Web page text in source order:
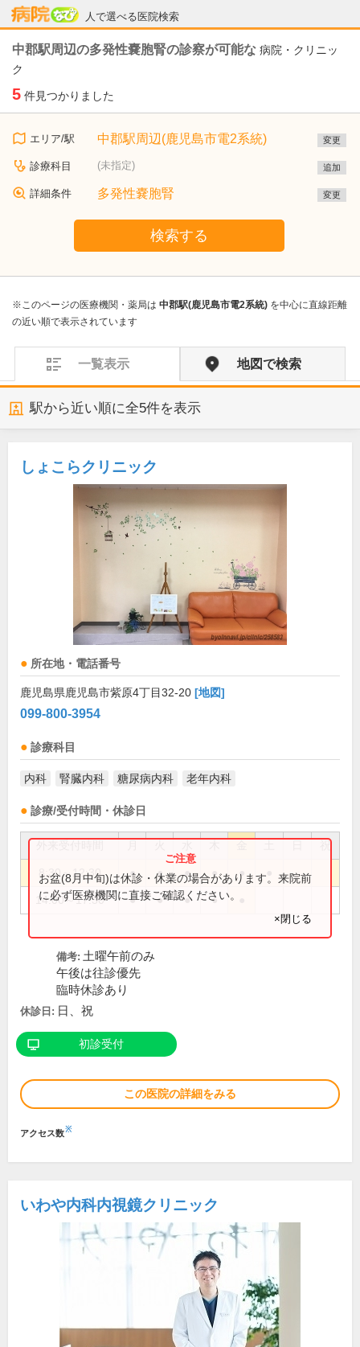
人で選べる医院検索
病院なび
中郡駅周辺の多発性嚢胞腎の診察が可能な 病院・クリニッ
ク
5 件見つかりました
エリア/駅 中郡駅周辺(鹿児島市電2系統) 変更
診療科目 (未指定) 追加
詳細条件 多発性嚢胞腎 変更
検索する
※このページの医療機関・薬局は 中郡駅(鹿児島市電2系統) を中心に直線距離
の近い順で表示されています
一覧表示 地図で検索
駅から近い順に全5件を表示
しょこらクリニック
所在地・電話番号
鹿児島県鹿児島市紫原4丁目32-20 [地図]
099-800-3954
診療科目
内科 腎臓内科 糖尿病内科 老年内科
診療/受付時間・休診日
祝
8:30～12:30 ● ● ● ● ●
14:00～17:30 ● ● ● ●
お盆(8月中旬)は休診・休業の場合があります。来院前
に必ず医療機関に直接ご確認ください。
×閉じる
備考: 土曜午前のみ
午後は往診優先
臨時休診あり
休診日: 日、祝
初診受付
この医院の詳細をみる
アクセス数※
いわや内科内視鏡クリニック